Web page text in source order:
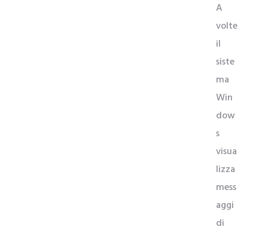
A
volte
il
siste
ma
Win
dow
s
visua
lizza
mess
aggi
di